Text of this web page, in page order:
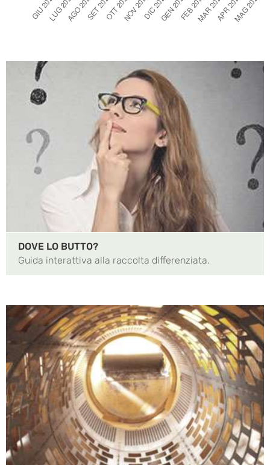
DOVE LO BUTTO?
Guida interattiva alla raccolta differenziata.